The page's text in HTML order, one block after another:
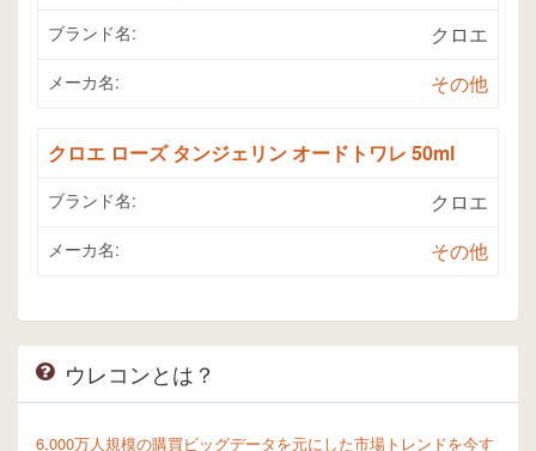
ブランド名: クロエ
メーカ名: その他
クロエ ローズ タンジェリン オードトワレ 50ml
ブランド名: クロエ
メーカ名: その他
ウレコンとは？
6,000万人規模の購買ビッグデータを元にした市場トレンドを今す